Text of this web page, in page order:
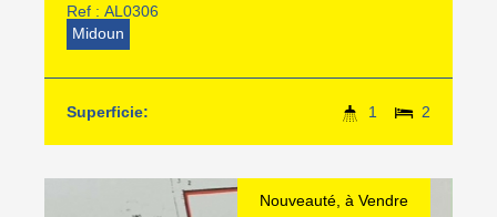
Ref : AL0306
Midoun
Superficie: 2
1
Nouveauté, à Vendre